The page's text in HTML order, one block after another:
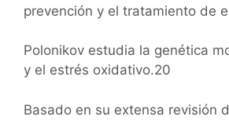
prevención y el tratamiento de
Polonikov estudia la genética
y el estrés oxidativo.20
Basado en su extensa revisión